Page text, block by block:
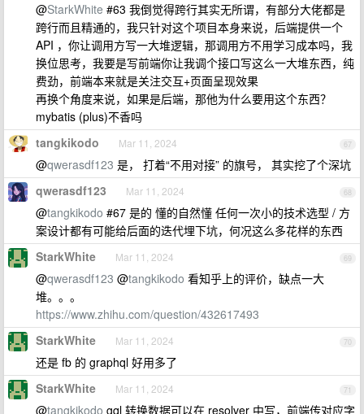
@StarkWhite #63 我倒觉得跨行其实无所谓，有部分大佬都是
跨行而且精通的，我只针对这个项目本身来说，后端提供一个
API ，你让调用方写一大堆逻辑，那调用方不用学习成本吗，我
换位思考，我要是写前端你让我调个接口写这么一大堆东西，纯
费劲，前端本来就是关注交互+页面呈现效果
再换个角度来说，如果是后端，那他为什么要用这个东西？
mybatis (plus)不香吗
67
tangkikodo Mar 11, 2024
@qwerasdf123 是， 打着“不用对接” 的旗号， 其实挖了个深坑
68
qwerasdf123 Mar 11, 2024
@tangkikodo #67 是的 懂的自然懂 任何一次小的技术选型 / 方
案设计都有可能给后面的迭代埋下坑，何况这么多花样的东西
69
StarkWhite Mar 11, 2024
@qwerasdf123 @tangkikodo 看知乎上的评价，缺点一大
堆。。。
https://www.zhihu.com/question/432617493
70
StarkWhite Mar 11, 2024
还是 fb 的 graphql 好用多了
71
StarkWhite Mar 11, 2024
@tangkikodo gql 转换数据可以在 resolver 中写，前端传对应字